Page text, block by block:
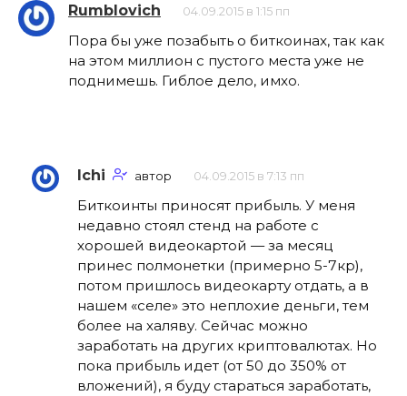
Rumblovich 04.09.2015 в 1:15 пп
Пора бы уже позабыть о биткоинах, так как
на этом миллион с пустого места уже не
поднимешь. Гиблое дело, имхо.
Ichi автор 04.09.2015 в 7:13 пп
Биткоинты приносят прибыль. У меня
недавно стоял стенд на работе с
хорошей видеокартой — за месяц
принес полмонетки (примерно 5-7кр),
потом пришлось видеокарту отдать, а в
нашем «селе» это неплохие деньги, тем
более на халяву. Сейчас можно
заработать на других криптовалютах. Но
пока прибыль идет (от 50 до 350% от
вложений), я буду стараться заработать,